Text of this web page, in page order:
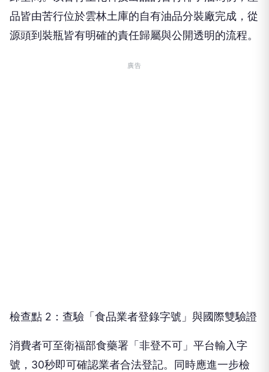
品皆由苦行位於雲林土庫的自有油品分裝廠完成，從
源頭到裝瓶皆有明確的責任歸屬與公開透明的流程。
廣告
檢查點 2：查驗「食品業者登錄字號」與國際雙驗證
消費者可至衛福部食藥署「非登不可」平台輸入字
號，30秒即可確認業者合法登記。同時應進一步檢